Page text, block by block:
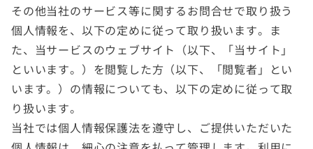
その他当社のサービス等に関するお問合せで取り扱う
個人情報を、以下の定めに従って取り扱います。ま
た、当サービスのウェブサイト（以下、「当サイト」
といいます。）を閲覧した方（以下、「閲覧者」とい
います。）の情報についても、以下の定めに従って取
り扱います。
当社では個人情報保護法を遵守し、ご提供いただいた